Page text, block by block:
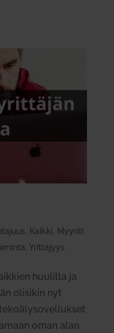
, Kaikki, Myynti
, Yrittäjyys
huu­lilla ja
oli­sikin nyt
oman alan